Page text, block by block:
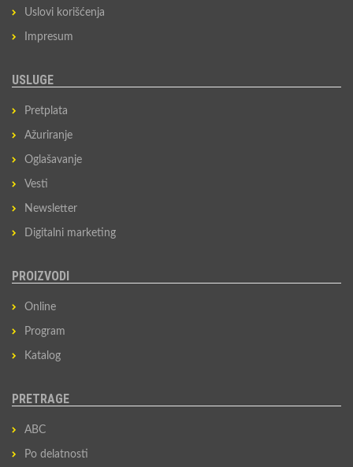
Uslovi korišćenja
Impresum
USLUGE
Pretplata
Ažuriranje
Oglašavanje
Vesti
Newsletter
Digitalni marketing
PROIZVODI
Online
Program
Katalog
PRETRAGE
ABC
Po delatnosti